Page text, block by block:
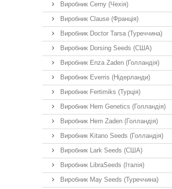
Виробник Cerny (Чехія)
Виробник Clause (Франція)
Виробник Doctor Tarsa (Туреччина)
Виробник Dorsing Seeds (США)
Виробник Enza Zaden (Голландія)
Виробник Everris (Нідерланди)
Виробник Fertimiks (Турція)
Виробник Hem Genetics (Голландія)
Виробник Hem Zaden (Голландія)
Виробник Kitano Seeds (Голландія)
Виробник Lark Seeds (США)
Виробник LibraSeeds (Італія)
Виробник May Seeds (Туреччина)